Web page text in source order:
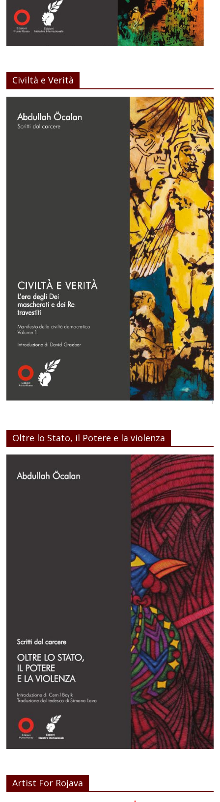
Civiltà e Verità
Oltre lo Stato, il Potere e la violenza
Artist For Rojava